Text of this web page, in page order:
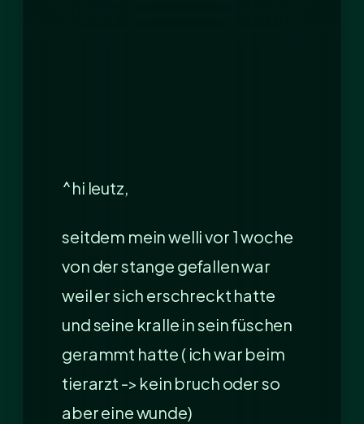
^hi leutz,
seitdem mein welli vor 1 woche
von der stange gefallen war
weil er sich erschreckt hatte
und seine kralle in sein füschen
gerammt hatte ( ich war beim
tierarzt -> kein bruch oder so
aber eine wunde)